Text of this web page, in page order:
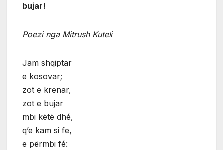
bujar!
Poezi nga Mitrush Kuteli
Jam shqiptar
e kosovar;
zot e krenar,
zot e bujar
mbi këtë dhé,
q’e kam si fe,
e përmbi fé: